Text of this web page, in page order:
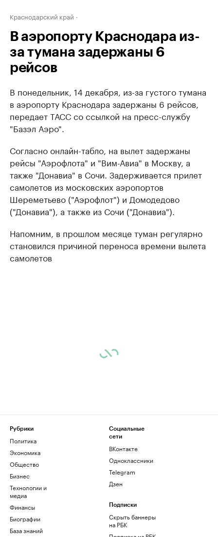
Краснодарский край
В аэропорту Краснодара из-
за тумана задержаны 6
рейсов
В понедельник, 14 декабря, из-за густого тумана
в аэропорту Краснодара задержаны 6 рейсов,
передает ТАСС со ссылкой на пресс-службу
"Базэл Аэро".
Согласно онлайн-табло, на вылет задержаны
рейсы "Аэрофлота" и "Вим-Авиа" в Москву, а
также "Донавиа" в Сочи. Задерживается прилет
самолетов из московских аэропортов
Шереметьево ("Аэрофлот") и Домодедово
("Донавиа"), а также из Сочи ("Донавиа").
Напомним, в прошлом месяце туман регулярно
становился причиной переноса времени вылета
самолетов
Рубрики
Политика
Экономика
Общество
Бизнес
Технологии и
медиа
Финансы
Биографии
База знаний
Социальные
сети
ВКонтакте
Одноклассники
Telegram
Дзен
Подписки
Скрыть баннеры
на РБК